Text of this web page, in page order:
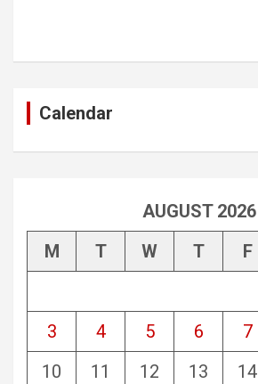
Calendar
AUGUST 2026
M
T W T F
3
4 5 6 7
10
11 12 13 14